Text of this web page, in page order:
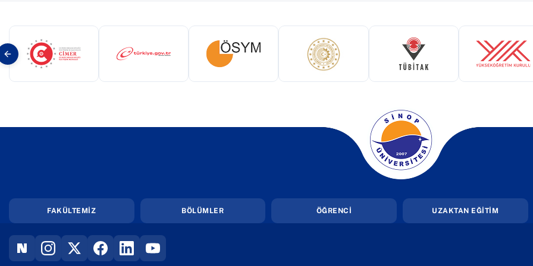
(yeni sekmede açılır) (yeni sekmede açılır)(yeni sekmede açılır)(yeni sekmede açılır)(yeni sekmede açılır)(yeni
(yeni sekmede açılır)
FAKÜLTEMİZ BÖLÜMLER ÖĞRENCİ UZAKTAN EĞİTİM
(YENI SEKMEDE AÇILIR)
(YENI SEKMEDE AÇILIR)
(YENI SEKMEDE AÇILIR)
(YENI SEKMEDE AÇILIR)
(YENI SEKMEDE AÇILIR)
(YENI SEKMEDE AÇILIR)